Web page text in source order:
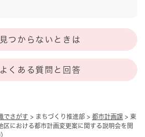
でさがす > まちづくり推進部 > 都市計画課 > 東
区における都市計画変更案に関する説明会を開
見つからないときは
よくある質問と回答